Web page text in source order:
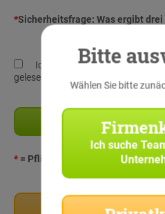
*Sicherheitsfrage: Was ergibt
Ich habe die Datenschutz-
gelesen und verstanden!
* = Pflichtangaben
Bitte
Wählen Sie bitte
Ich suche